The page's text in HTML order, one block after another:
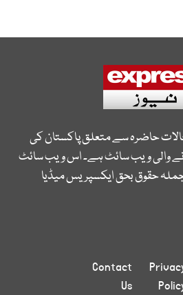
حاضرہ سے متعلق پاکستان کی
والی ویب سائٹ ہے۔ اس ویب سائٹ
جملہ حقوق بحق ایکسپریس میڈیا
Contact
Us